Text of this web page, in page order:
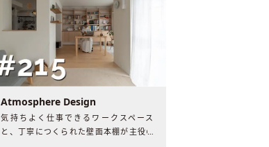
Atmosphere Design
気持ちよく仕事できるワークスペース
と、丁寧につくられた壁面本棚が主役の